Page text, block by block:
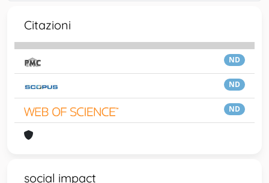
Citazioni
ND
ND
ND
social impact